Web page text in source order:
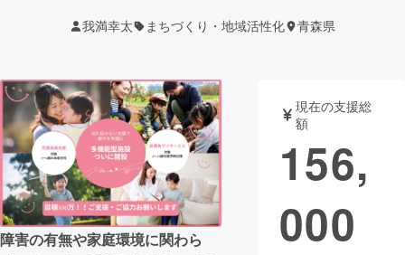
注目のリ
ターン
ジェクト
募集終了が近いプ
ロジェクト
されます
アート・写真 音楽
テクノロジー・ガジェット ゲーム・サ
映像・映画
ビジネス・起業
我満幸太 まちづくり・地域活性化 青森県
障害の有無や家庭環境に関わら
現在の支援総
額
156,
000